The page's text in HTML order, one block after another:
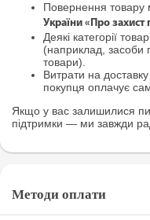
Повернення товару
України «Про захист
Деякі категорії
(наприклад, засоби
товари).
Витрати на
покупця оплачує
Якщо у вас залишилися
підтримки — ми завжди
Методи оплати